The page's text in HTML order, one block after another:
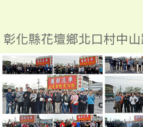
彰化縣花壇鄉北口村中